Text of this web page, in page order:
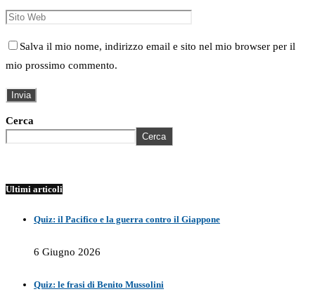
Salva il mio nome, indirizzo email e sito nel mio browser per il
mio prossimo commento.
Cerca
Cerca
Ultimi articoli
Quiz: il Pacifico e la guerra contro il Giappone
6 Giugno 2026
Quiz: le frasi di Benito Mussolini